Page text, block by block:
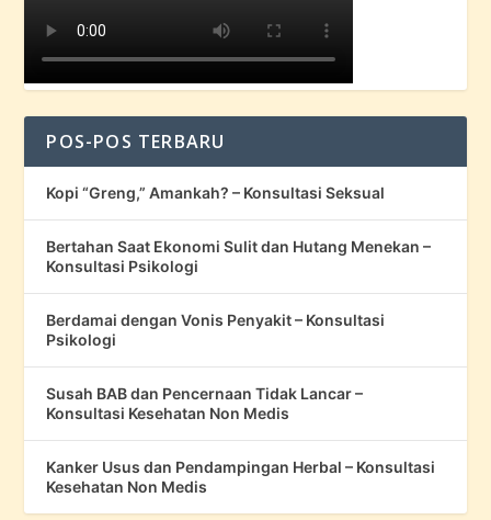
POS-POS TERBARU
Kopi “Greng,” Amankah? – Konsultasi Seksual
Bertahan Saat Ekonomi Sulit dan Hutang Menekan –
Konsultasi Psikologi
Berdamai dengan Vonis Penyakit – Konsultasi
Psikologi
Susah BAB dan Pencernaan Tidak Lancar –
Konsultasi Kesehatan Non Medis
Kanker Usus dan Pendampingan Herbal – Konsultasi
Kesehatan Non Medis